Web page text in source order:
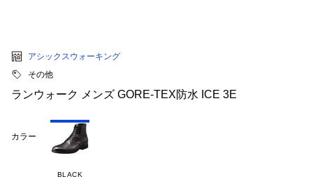
アシックスウォーキング
その他
ランウォーク メンズ GORE-TEX防水 ICE 3E
カラー
BLACK